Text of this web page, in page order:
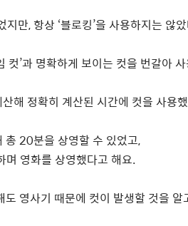
지만,항상 ‘블로킹’을 사용하지는 않
컷’과 명확하게 보이는 컷을 번갈아
해 정확히 계산된 시간에 컷을 사용
총20분을 상영할 수 있었고,
며 영화를 상영했다고 해요.
도 영사기 때문에 컷이 발생할 것을 알